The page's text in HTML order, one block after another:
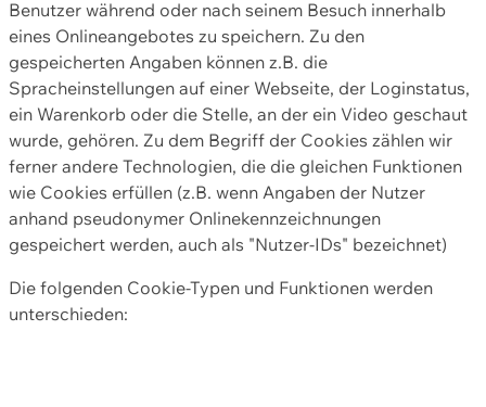
Benutzer während oder nach seinem Besuch innerhalb
eines Onlineangebotes zu speichern. Zu den
gespeicherten Angaben können z.B. die
Spracheinstellungen auf einer Webseite, der Loginstatus,
ein Warenkorb oder die Stelle, an der ein Video geschaut
wurde, gehören. Zu dem Begriff der Cookies zählen wir
ferner andere Technologien, die die gleichen Funktionen
wie Cookies erfüllen (z.B. wenn Angaben der Nutzer
anhand pseudonymer Onlinekennzeichnungen
gespeichert werden, auch als "Nutzer-IDs" bezeichnet)
Die folgenden Cookie-Typen und Funktionen werden
unterschieden: